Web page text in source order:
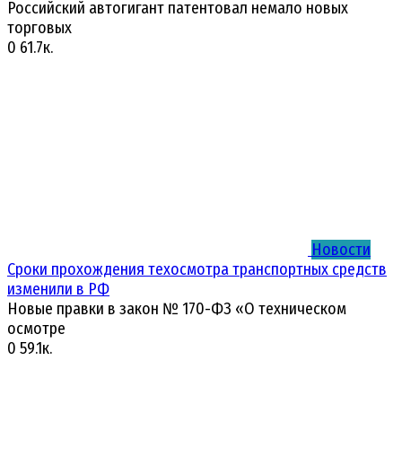
Российский автогигант патентовал немало новых
торговых
0 61.7к.
Новости
Сроки прохождения техосмотра транспортных средств
изменили в РФ
Новые правки в закон № 170-ФЗ «О техническом
осмотре
0 59.1к.